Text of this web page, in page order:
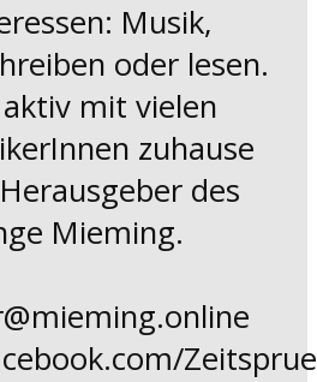
Musik,
oder lesen.
mit vielen
zuhause
des
Mieming.